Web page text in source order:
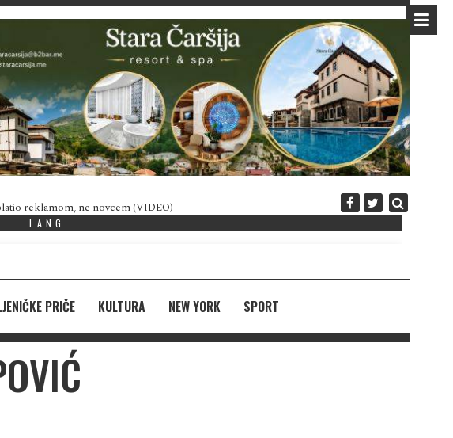
reklamom, ne novcem (VIDEO) Diplomatija po
LANG
PRIČE KULTURA NEW YORK SPORT